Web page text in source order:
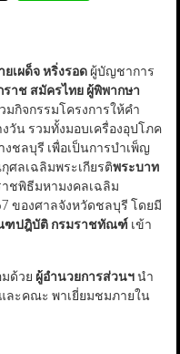
ยเผด็จ หริ่งรอด ผู้บัญชาการ
ราช สมัครไทย ผู้พิพากษา
กิจกรรมโครงการให้คำ
วัน รวมทั้งมอบเครื่องอุปโภค
ชลบุรี เพื่อเป็นการบำเพ็ญ
ลเฉลิมพระเกียรติพระบาท
ชพิธีมหามงคลเฉลิม
ของศาลจังหวัดชลบุรี โดยมี
ฑปฎิบัติ กรมราชทัณฑ์ เข้า
ด้วย ผู้อำนวยการส่วนฯนำ
ะคณะ พาเยี่ยมชมภายใน